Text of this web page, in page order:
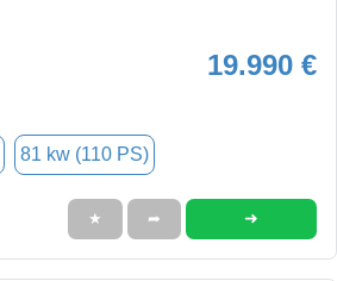
19.990 €
81 kw (110 PS)
★ ➦ ➜